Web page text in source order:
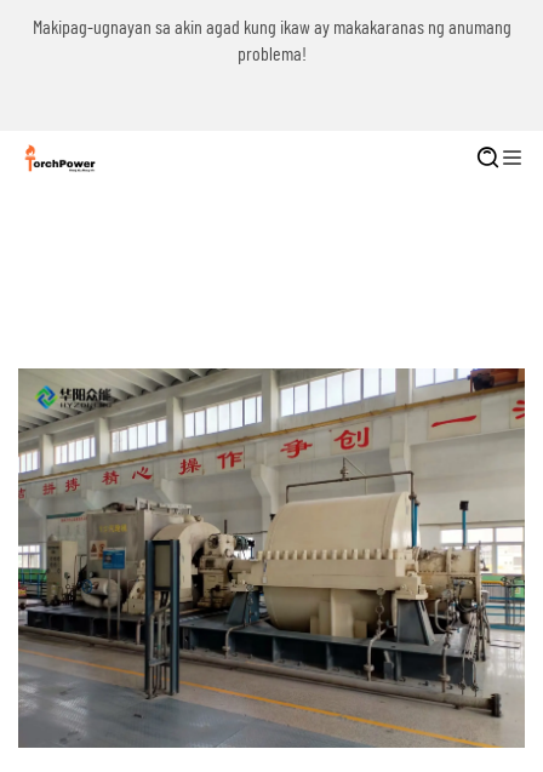
Makipag-ugnayan sa akin agad kung ikaw ay makakaranas ng anumang
problema!